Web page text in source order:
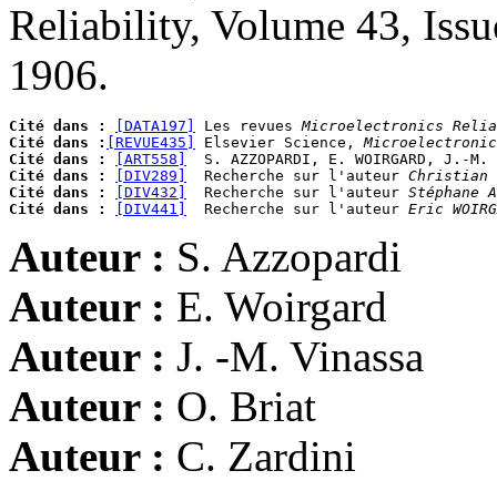
Reliability, Volume 43,
1906.
Cité dans : [DATA197] Les revues Microelectronics
Cité dans :
[REVUE435] Elsevier Science,
Cité dans :
[ART558]
S. AZZOPARDI, E. WOIRGARD, J.-
Cité dans :
[DIV289]
  Recherche sur l'auteur
Christian
Cité dans :
[DIV432]
  Recherche sur l'auteur
Stéphane
Cité dans :
[DIV441]
  Recherche sur l'auteur
Eric
Auteur : S. Azzopardi
Auteur : E. Woirgard
Auteur : J. -M. Vinassa
Auteur : O. Briat
Auteur : C. Zardini